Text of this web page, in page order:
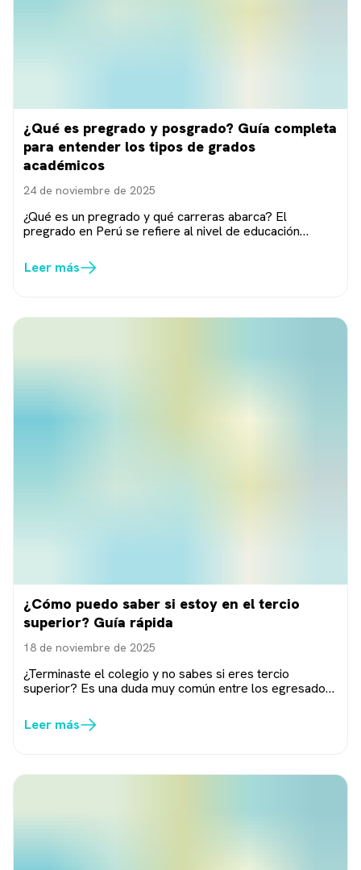
¿Qué es pregrado y posgrado? Guía completa
para entender los tipos de grados
académicos
24 de noviembre de 2025
¿Qué es un pregrado y qué carreras abarca? El
pregrado en Perú se refiere al nivel de educación
Leer más
¿Cómo puedo saber si estoy en el tercio
superior? Guía rápida
18 de noviembre de 2025
¿Terminaste el colegio y no sabes si eres tercio
superior? Es una duda muy común entre los egresados
Leer más